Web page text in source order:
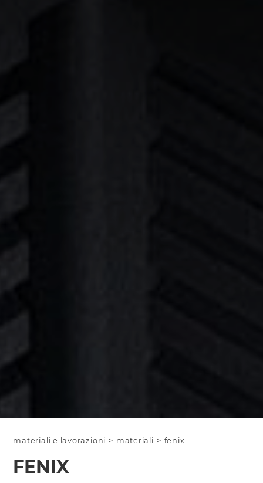
materiali e lavorazioni > materiali > fenix
FENIX